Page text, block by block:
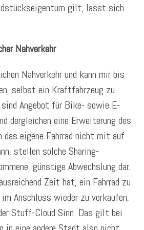
gilt, lässt sich
Nahverkehr
Nahverkehr und kann mir bis
selbst ein Kraftfahrzeug zu
Angebot für Bike- sowie E-
dergleichen eine Erweiterung des
das eigene Fahrrad nicht mit auf
stellen solche Sharing-
günstige Abwechslung dar.
Zeit hat, ein Fahrrad zu
Anschluss wieder zu verkaufen,
Stuff-Cloud Sinn. Das gilt bei